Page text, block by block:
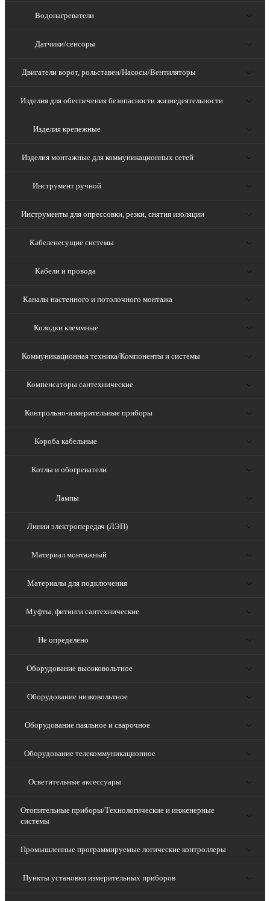
Водонагреватели
Датчики/сенсоры
Двигатели ворот, рольставен/Насосы/Вентиляторы
Изделия для обеспечения безопасности жизнедеятельности
Изделия крепежные
Изделия монтажные для коммуникационных сетей
Инструмент ручной
Инструменты для опрессовки, резки, снятия изоляции
Кабеленесущие системы
Кабели и провода
Каналы настенного и потолочного монтажа
Колодки клеммные
Коммуникационная техника/Компоненты и системы
Компенсаторы сантехнические
Контрольно-измерительные приборы
Короба кабельные
Котлы и обогреватели
Лампы
Линии электропередач (ЛЭП)
Материал монтажный
Материалы для подключения
Муфты, фитинги сантехнические
Не определено
Оборудование высоковольтное
Оборудование низковольтное
Оборудование паяльное и сварочное
Оборудование телекоммуникационное
Осветительные аксессуары
Отопительные приборы/Технологические и инженерные
системы
Промышленные программируемые логические контроллеры
Пункты установки измерительных приборов